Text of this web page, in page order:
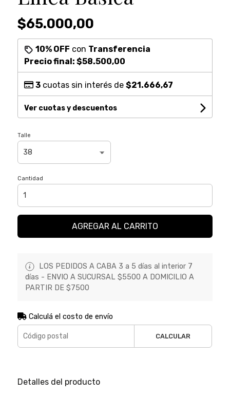
$65.000,00
10% OFF con Transferencia
Precio final: $58.500,00
3cuotas sin interés de $21.666,67
Ver cuotas y descuentos
Talle
Cantidad
AGREGAR AL CARRITO
LOS PEDIDOS A CABA 3 a 5 días al interior 7
días - ENVIO A SUCURSAL $5500 A DOMICILIO A
PARTIR DE $7500
Calculá el costo de envío
CALCULAR
Detalles del producto